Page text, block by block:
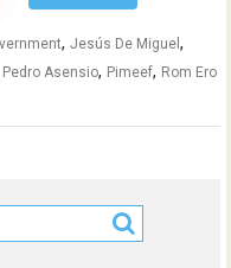
,Jesús De Miguel,
Pedro Asensio, Pimeef, Rom Ero